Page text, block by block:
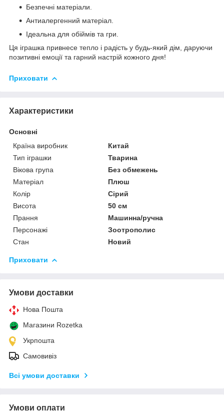
Безпечні матеріали.
Антиалергенний матеріал.
Ідеальна для обіймів та гри.
Ця іграшка привнесе тепло і радість у будь-який дім, даруючи
позитивні емоції та гарний настрій кожного дня!
Приховати
Характеристики
Основні
Країна виробник
Китай
Тип іграшки
Тварина
Вікова група
Без обмежень
Матеріал
Плюш
Колір
Сірий
Висота
50 см
Прання
Машинна/ручна
Персонажі
Зоотрополис
Стан
Новий
Приховати
Умови доставки
Нова Пошта
Магазини Rozetka
Укрпошта
Самовивіз
Всі умови доставки
Умови оплати